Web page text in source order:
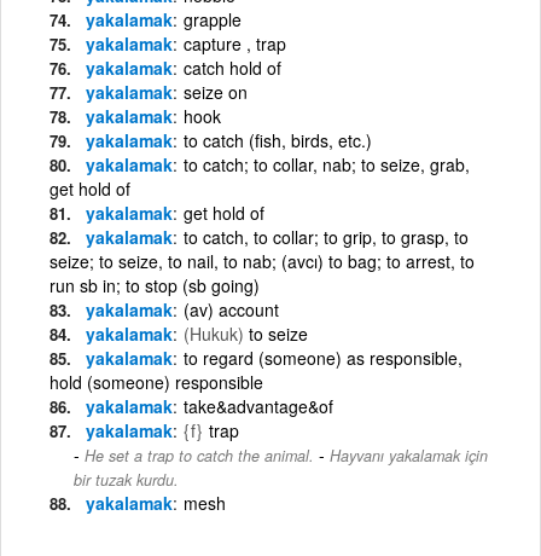
yakalamak grapple
yakalamak capture , trap
yakalamak catch hold of
yakalamak seize on
yakalamak hook
yakalamak to catch (fish, birds, etc.)
yakalamak to catch; to collar, nab; to seize, grab,
get hold of
yakalamak get hold of
yakalamak to catch, to collar; to grip, to grasp, to
seize; to seize, to nail, to nab; (avcı) to bag; to arrest, to
run sb in; to stop (sb going)
yakalamak (av) account
yakalamak (Hukuk) to seize
yakalamak to regard (someone) as responsible,
hold (someone) responsible
yakalamak take&advantage&of
yakalamak {f} trap
He set a trap to catch the animal. - Hayvanı yakalamak için
bir tuzak kurdu.
yakalamak mesh